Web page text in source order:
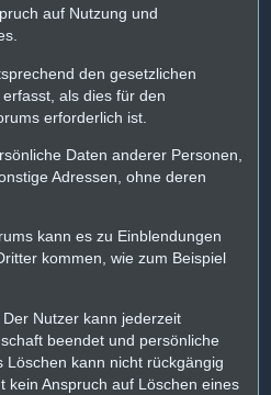
auf Nutzung und
den gesetzlichen
als dies für den
erforderlich ist.
Daten anderer Personen,
Adressen, ohne deren
kann es zu Einblendungen
kommen, wie zum Beispiel
Nutzer kann jederzeit
beendet und persönliche
Löschen kann nicht rückgängig
kein Anspruch auf Löschen eines